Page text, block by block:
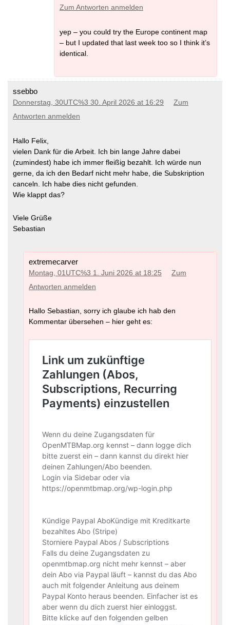
Zum Antworten anmelden
yep – you could try the Europe continent map
– but I updated that last week too so I think it’s
identical.
ssebbo
Donnerstag, 30UTC%3 30. April 2026 at 16:29
Zum
Antworten anmelden
Hallo Felix,
vielen Dank für die Arbeit. Ich bin lange Jahre dabei
(zumindest) habe ich immer fleißig bezahlt. Ich würde nun
gerne, da ich den Bedarf nicht mehr habe, die Subskription
canceln. Ich habe dies nicht gefunden.
Wie klappt das?
Viele Grüße
Sebastian
extremecarver
Montag, 01UTC%3 1. Juni 2026 at 18:25
Zum
Antworten anmelden
Hallo Sebastian, sorry ich glaube ich hab den
Kommentar übersehen – hier geht es: